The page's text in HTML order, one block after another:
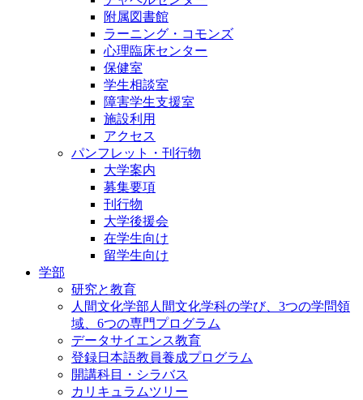
附属図書館
ラーニング・コモンズ
心理臨床センター
保健室
学生相談室
障害学生支援室
施設利用
アクセス
パンフレット・刊行物
大学案内
募集要項
刊行物
大学後援会
在学生向け
留学生向け
学部
研究と教育
人間文化学部人間文化学科の学び、3つの学問領
域、6つの専門プログラム
データサイエンス教育
登録日本語教員養成プログラム
開講科目・シラバス
カリキュラムツリー